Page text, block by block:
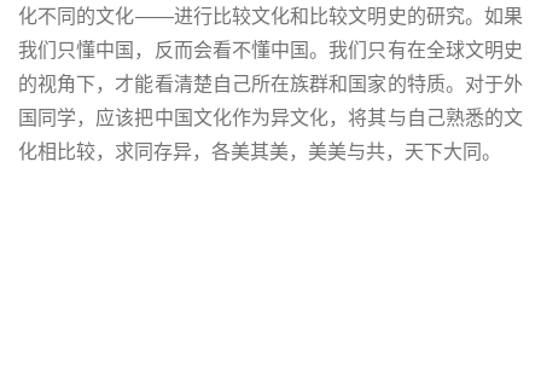
化不同的文化——进行比较文化和比较文明史的研究。如果
我们只懂中国，反而会看不懂中国。我们只有在全球文明史
的视角下，才能看清楚自己所在族群和国家的特质。对于外
国同学，应该把中国文化作为异文化，将其与自己熟悉的文
化相比较，求同存异，各美其美，美美与共，天下大同。